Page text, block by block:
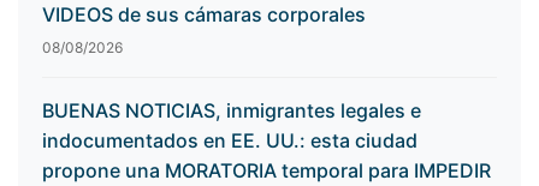
VIDEOS de sus cámaras corporales
08/08/2026
BUENAS NOTICIAS, inmigrantes legales e
indocumentados en EE. UU.: esta ciudad
propone una MORATORIA temporal para IMPEDIR